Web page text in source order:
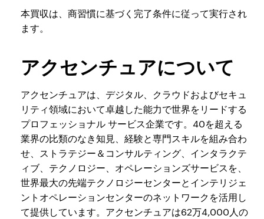
本買収は、商習慣に基づく完了条件に従って実行され
ます。
アクセンチュアについて
アクセンチュアは、デジタル、クラウドおよびセキュ
リティ領域において卓越した能力で世界をリードする
プロフェッショナル サービス企業です。40を超える
業界の比類のなき知見、経験と専門スキルを組み合わ
せ、ストラテジー＆コンサルティング、インタラクテ
ィブ、テクノロジー、オペレーションズサービスを、
世界最大の先端テクノロジーセンターとインテリジェ
ントオペレーションセンターのネットワークを活用し
て提供しています。アクセンチュアは62万4,000人の